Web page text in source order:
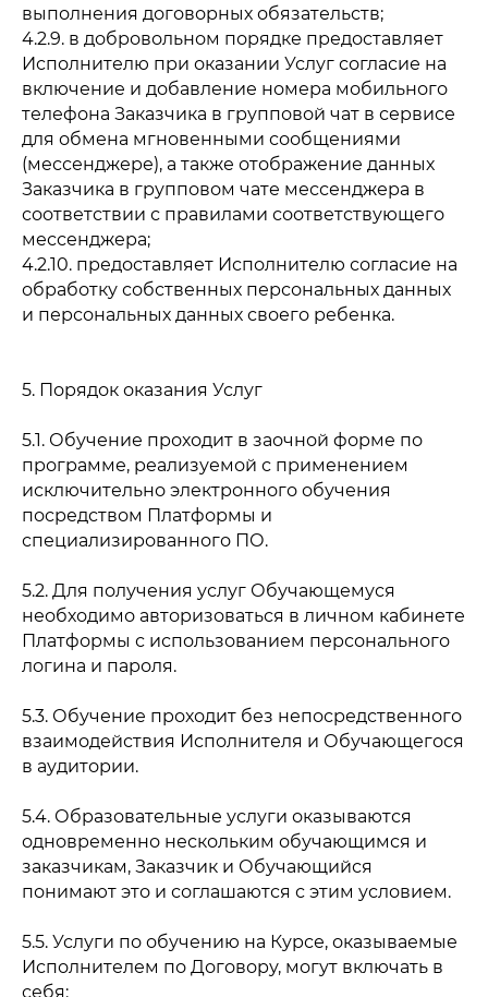
выполнения договорных обязательств;
4.2.9. в добровольном порядке предоставляет
Исполнителю при оказании Услуг согласие на
включение и добавление номера мобильного
телефона Заказчика в групповой чат в сервисе
для обмена мгновенными сообщениями
(мессенджере), а также отображение данных
Заказчика в групповом чате мессенджера в
соответствии с правилами соответствующего
мессенджера;
4.2.10. предоставляет Исполнителю согласие на
обработку собственных персональных данных
и персональных данных своего ребенка.
5. Порядок оказания Услуг
5.1. Обучение проходит в заочной форме по
программе, реализуемой с применением
исключительно электронного обучения
посредством Платформы и
специализированного ПО.
5.2. Для получения услуг Обучающемуся
необходимо авторизоваться в личном кабинете
Платформы с использованием персонального
логина и пароля.
5.3. Обучение проходит без непосредственного
взаимодействия Исполнителя и Обучающегося
в аудитории.
5.4. Образовательные услуги оказываются
одновременно нескольким обучающимся и
заказчикам, Заказчик и Обучающийся
понимают это и соглашаются с этим условием.
5.5. Услуги по обучению на Курсе, оказываемые
Исполнителем по Договору, могут включать в
себя: